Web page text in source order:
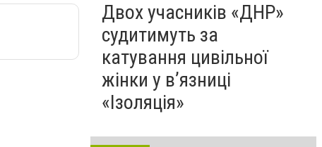
Двох учасників «ДНР»
судитимуть за
катування цивільної
жінки у в’язниці
«Ізоляція»